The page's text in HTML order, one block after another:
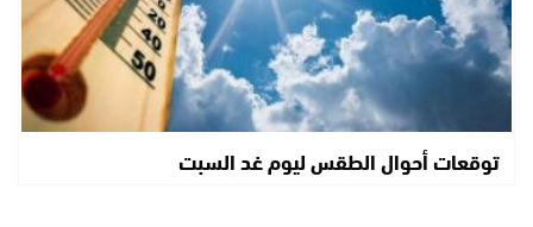
توقعات أحوال الطقس ليوم غد السبت